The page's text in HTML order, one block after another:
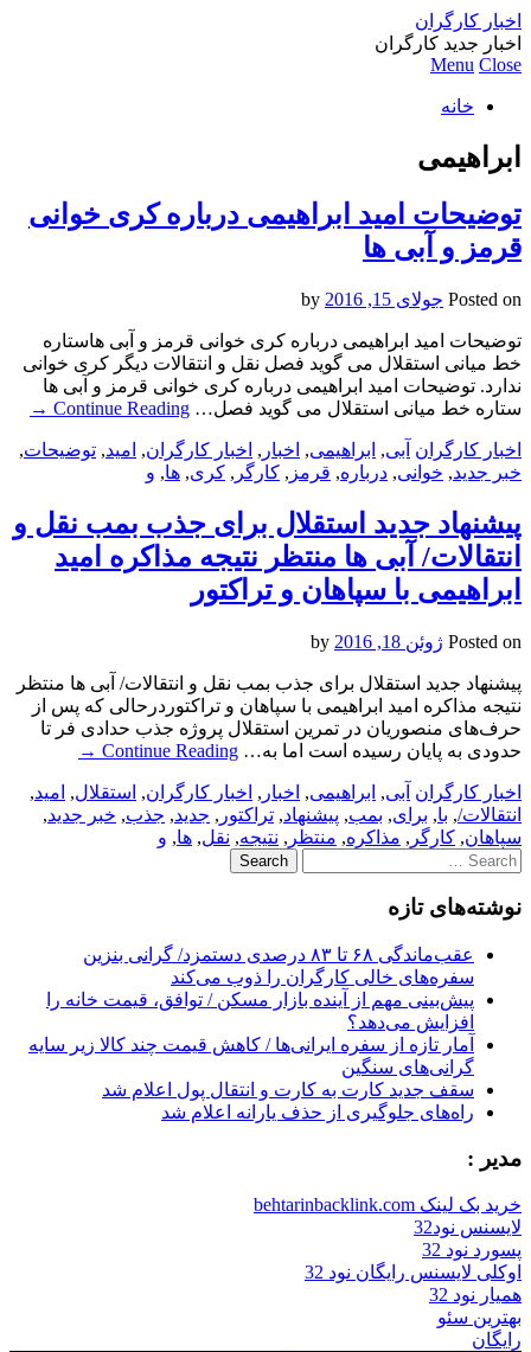
اخبار کارگران
اخبار جدید کارگران
Menu Close
خانه
ابراهیمی
توضیحات امید ابراهیمی درباره کری خوانی
قرمز و آبی ها
Posted on جولای 15, 2016
توضیحات امید ابراهیمی درباره کری خوانی قرمز و آبی هاستاره
خط میانی استقلال می گوید فصل نقل و انتقالات دیگر کری خوانی
ندارد. توضیحات امید ابراهیمی درباره کری خوانی قرمز و آبی ها
ستاره خط میانی استقلال می گوید فصل… Continue Reading
→
اخبار کارگران آبی, ابراهیمی, اخبار , اخبار کارگران, امید, توضیحات,
خبر جدید, خوانی, درباره, قرمز , کارگر , کری, ها, و
پیشنهاد جدید استقلال برای جذب بمب نقل و
انتقالات/ آبی ها منتظر نتیجه مذاکره امید
ابراهیمی با سپاهان و تراکتور
Posted on ژوئن 18, 2016
پیشنهاد جدید استقلال برای جذب بمب نقل و انتقالات/ آبی ها منتظر
نتیجه مذاکره امید ابراهیمی با سپاهان و تراکتوردرحالی که پس از
حرف‌‌های منصوریان در تمرین استقلال پروژه جذب حدادی فر تا
حدودی به پایان رسیده است اما به… Continue Reading
→
اخبار کارگران آبی, ابراهیمی, اخبار , اخبار کارگران, استقلال, امید,
انتقالات/, با, برای, بمب, پیشنهاد, تراکتور , جدید, جذب, خبر جدید,
سپاهان, کارگر , مذاکره, منتظر , نتیجه, نقل, ها, و
Search
for:
نوشته‌های تازه
عقب‌ماندگی ۶۸ تا ۸۳ درصدی دستمزد/ گرانی بنزین
سفره‌های خالی کارگران را ذوب می‌کند
پیش‌بینی مهم از آینده بازار مسکن / توافق، قیمت خانه را
افزایش می‌دهد؟
آمار تازه از سفره ایرانی‌ها / کاهش قیمت چند کالا زیر سایه
گرانی‌های سنگین
سقف جدید کارت به کارت و انتقال پول اعلام شد
راه‌های جلوگیری از حذف یارانه اعلام شد
مدیر :
خرید بک لینک behtarinbacklink.com
لایسنس نود32
پسورد نود 32
اوکلی لایسنس رایگان نود 32
همیار نود 32
بهترین سئو
رایگان